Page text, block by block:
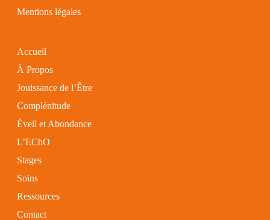
Mentions légales
Accueil
À Propos
Jouissance de l’Être
Complénitude
Éveil et Abondance
L’EChO
Stages
Soins
Ressources
Contact